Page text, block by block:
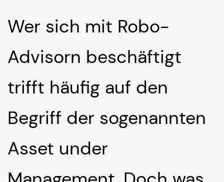
Wer sich mit Robo-
Advisorn beschäftigt
trifft häufig auf den
Begriff der sogenannten
Asset under